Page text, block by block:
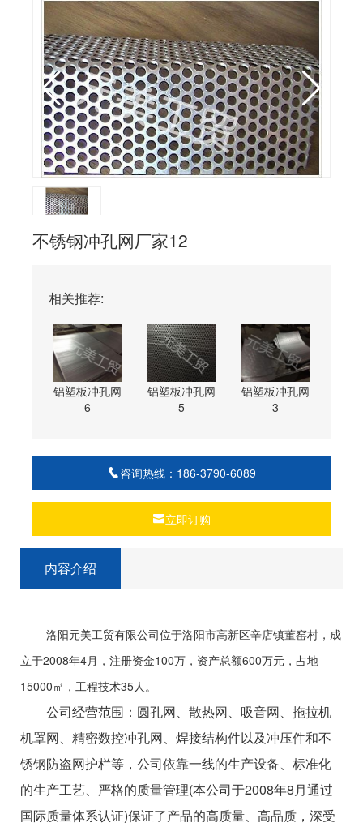
不锈钢冲孔网厂家12
相关推荐:
铝塑板冲孔网
6
铝塑板冲孔网
5
铝塑板冲孔网
3
咨询热线：186-3790-6089
立即订购
内容介绍
洛阳元美工贸有限公司位于洛阳市高新区辛店镇董窑村，成
立于2008年4月，注册资金100万，资产总额600万元，占地
15000㎡，工程技术35人。
公司经营范围：圆孔网、散热网、吸音网、拖拉机
机罩网、精密数控冲孔网、焊接结构件以及冲压件和不
锈钢防盗网护栏等，公司依靠一线的生产设备、标准化
的生产工艺、严格的质量管理(本公司于2008年8月通过
国际质量体系认证)保证了产品的高质量、高品质，深受